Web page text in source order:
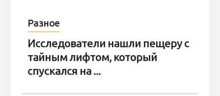
Разное
Исследователи нашли пещеру с
тайным лифтом, который
спускался на ...